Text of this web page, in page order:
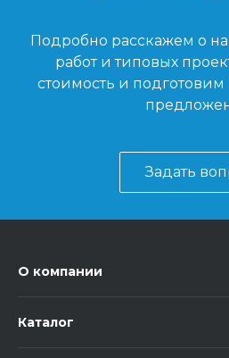
Подробно расскажем о
работ и типовых
стоимость и
Задать
О компании
Каталог